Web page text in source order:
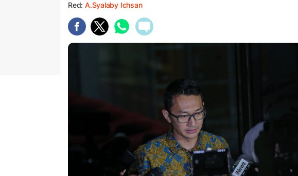
Red: A.Syalaby Ichsan